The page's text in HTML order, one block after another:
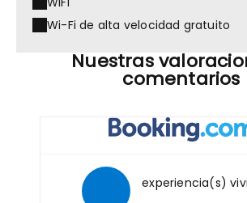
Wi-Fi de alta velocidad gratuito
Nuestras
comentarios
experiencia(s)